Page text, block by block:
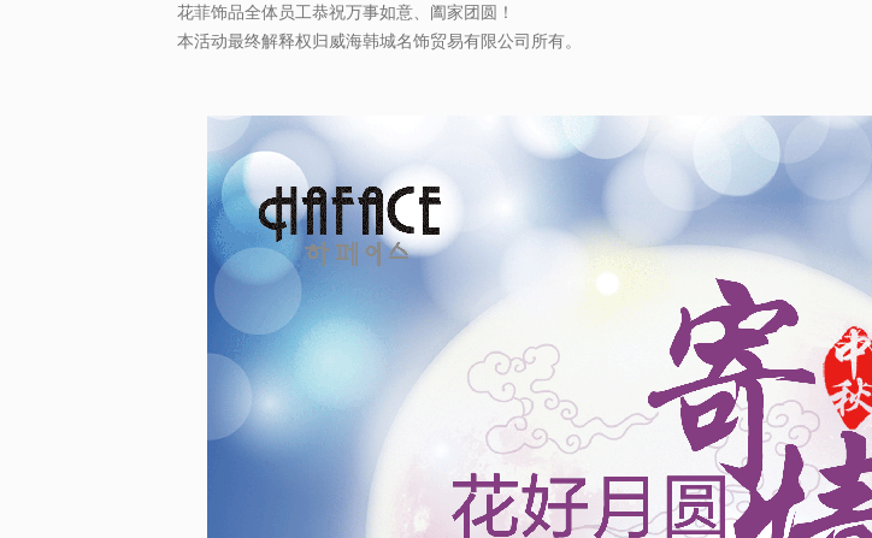
花菲饰品全体员工恭祝万事如意、阖家团圆！
本活动最终解释权归威海韩城名饰贸易有限公司所有。